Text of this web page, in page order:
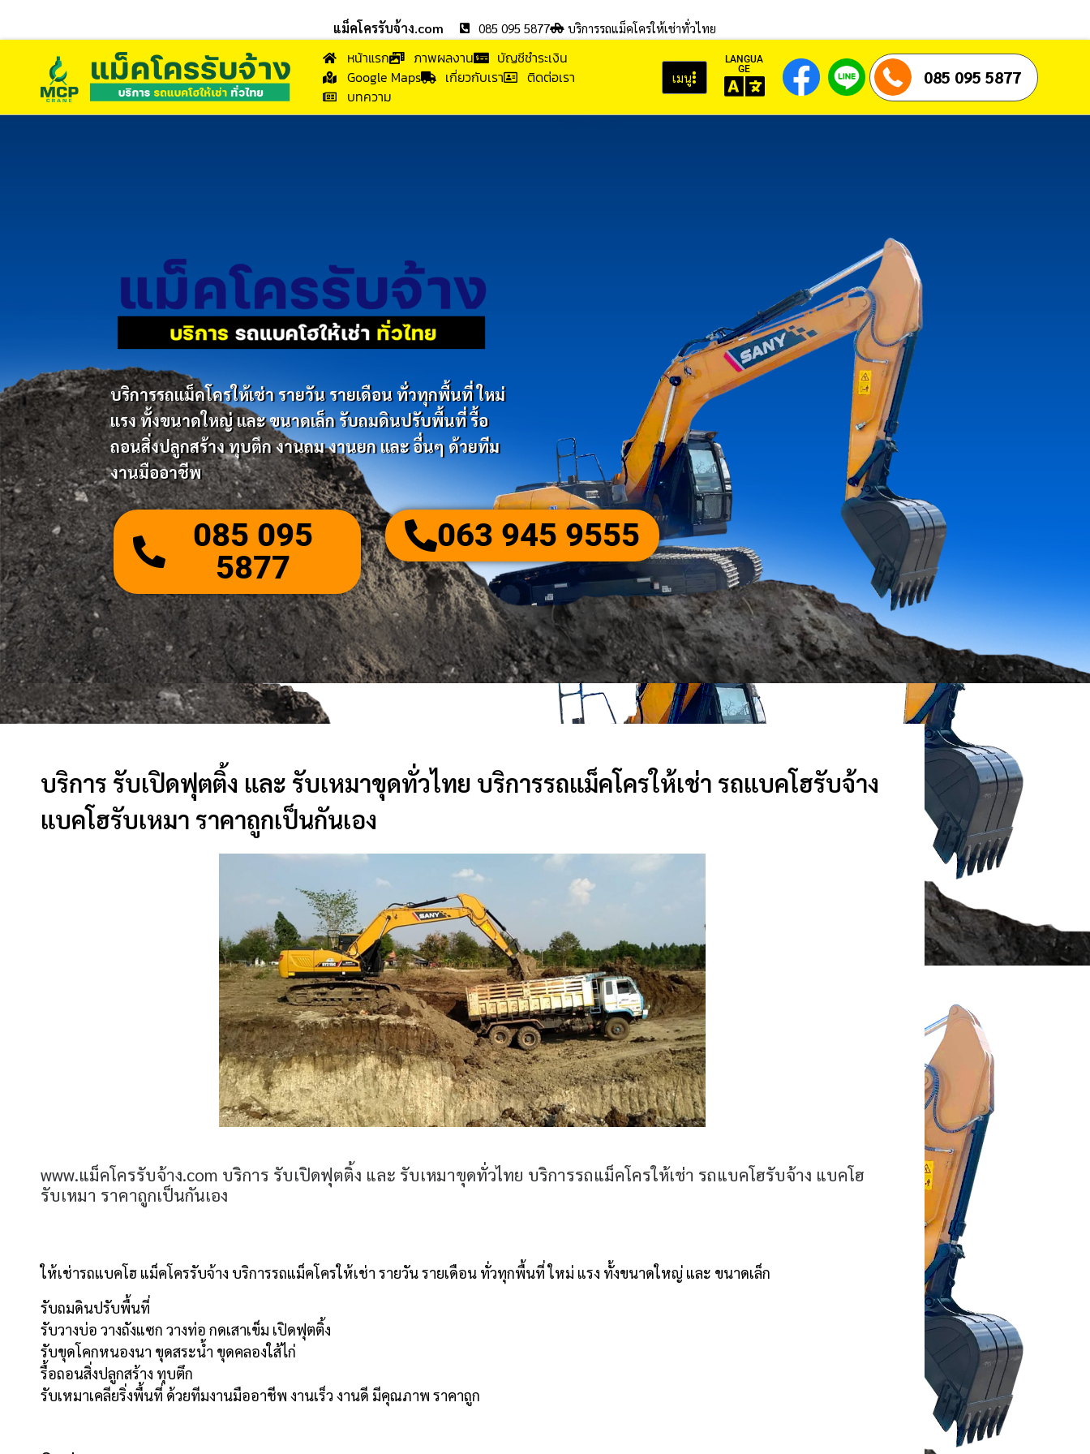
แม็คโครรับจ้าง.com 085 095 5877 บริการรถแม็คโครให้เช่าทั่วไทย
หน้าแรก ภาพผลงาน
บัญชีชำระเงิน
Google Maps
เกี่ยวกับเรา
ติดต่อเรา
บทความ
เมนู
LANGUA
GE
085 095 5877
บริการรถแม็คโครให้เช่า รายวัน รายเดือน ทั่วทุกพื้นที่ ใหม่
แรง ทั้งขนาดใหญ่ และ ขนาดเล็ก รับถมดินปรับพื้นที่ รื้อ
ถอนสิ่งปลูกสร้าง ทุบตึก งานถม งานยก และ อื่นๆ ด้วยทีม
งานมืออาชีพ
085 095
5877
063 945 9555
บริการ รับเปิดฟุตติ้ง และ รับเหมาขุดทั่วไทย บริการรถแม็คโครให้เช่า รถแบคโฮรับจ้าง
แบคโฮรับเหมา ราคาถูกเป็นกันเอง
www.แม็คโครรับจ้าง.com บริการ รับเปิดฟุตติ้ง และ รับเหมาขุดทั่วไทย บริการรถแม็คโครให้เช่า รถแบคโฮรับจ้าง แบคโฮ
รับเหมา ราคาถูกเป็นกันเอง
ให้เช่ารถแบคโฮ แม็คโครรับจ้าง บริการรถแม็คโครให้เช่า รายวัน รายเดือน ทั่วทุกพื้นที่ ใหม่ แรง ทั้งขนาดใหญ่ และ ขนาดเล็ก
รับถมดินปรับพื้นที่
รับวางบ่อ วางถังแซก วางท่อ กดเสาเข็ม เปิดฟุตติ้ง
รับขุดโคกหนองนา ขุดสระน้ำ ขุดคลองใส้ไก่
รื้อถอนสิ่งปลูกสร้าง ทุบตึก
รับเหมาเคลียริ่งพื้นที่ ด้วยทีมงานมืออาชีพ งานเร็ว งานดี มีคุณภาพ ราคาถูก